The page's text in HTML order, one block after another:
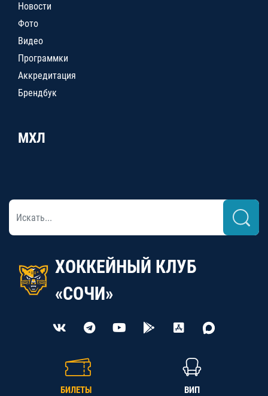
Новости
Фото
Видео
Программки
Аккредитация
Брендбук
МХЛ
ХОККЕЙНЫЙ КЛУБ
«СОЧИ»
БИЛЕТЫ ВИП